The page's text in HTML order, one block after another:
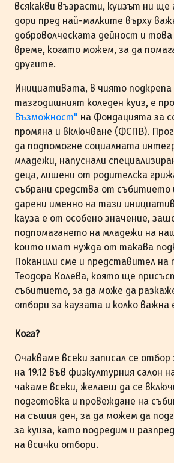
всякакви възрасти, куизът ни ще
дори пред най-малките върху
доброволческата дейност и
време, когато можем, за да
другите.
Инициативата, в чиято подкрепа
тазгодишният коледен куиз, е
Възможност" на Фондацията за
промяна и включване (ФСПВ).
да подпомогне социалната
младежи, напуснали
деца, лишени от родителска
събрани средства от
дарени именно на тази
кауза е от особено значение,
подпомагането на младежи на
които имат нужда от такава
Поканили сме и представител на
Теодора Колева, която ще
събитието, за да може да
отбори за каузата и колко
Кога?
Очакваме всеки записал се отбор
на 19.12 във физкултурния салон
чакаме всеки, желаещ да се
подготовка и провеждане на
на същия ден, за да можем да
за куиза, като подредим и
на всички отбори.